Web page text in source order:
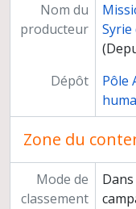
Nom du
producteur
Syrie
Dépôt
Pôle
Zone du
Mode de
classement